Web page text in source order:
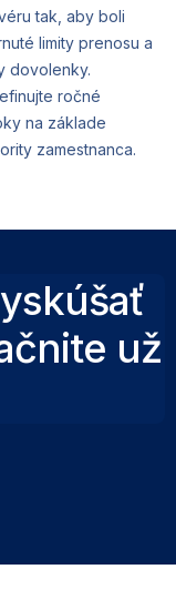
tak, aby boli
limity prenosu a
dovolenky.
ročné
na základe
zamestnanca.
už